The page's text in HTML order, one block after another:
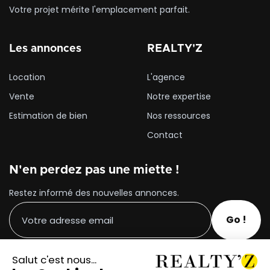
Votre projet mérite l'emplacement parfait.
Les annonces
Location
Vente
Estimation de bien
REALTY'Z
L'agence
Notre expertise
Nos ressources
Contact
N'en perdez pas une miette !
Restez informé des nouvelles annonces.